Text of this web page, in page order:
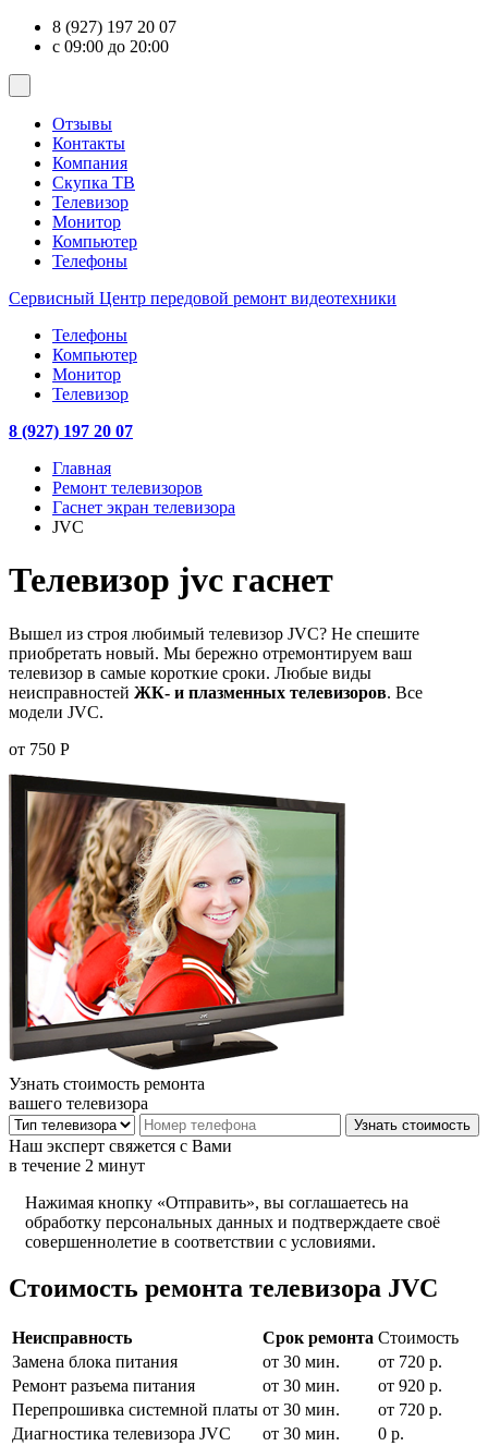
8 (927) 197 20 07
с 09:00 до 20:00
Отзывы
Контакты
Компания
Скупка ТВ
Телевизор
Монитор
Компьютер
Телефоны
Сервисный Центр передовой ремонт видеотехники
Телефоны
Компьютер
Монитор
Телевизор
8 (927) 197 20 07
Главная
Ремонт телевизоров
Гаснет экран телевизора
JVC
Телевизор jvc гаснет
Вышел из строя любимый телевизор JVC? Не спешите
приобретать новый. Мы бережно отремонтируем ваш
телевизор в самые короткие сроки. Любые виды
неисправностей ЖК- и плазменных телевизоров. Все
модели JVC.
от 750 Р
Узнать стоимость ремонта
вашего телевизора
Наш эксперт свяжется с Вами
в течение 2 минут
Нажимая кнопку «Отправить», вы соглашаетесь на
обработку персональных данных и подтверждаете своё
совершеннолетие в соответствии с условиями.
Стоимость ремонта телевизора JVC
Неисправность Срок ремонта Стоимость
Замена блока питания
от 30 мин.
от 720 р.
Ремонт разъема питания
от 30 мин.
от 920 р.
Перепрошивка системной платы от 30 мин.
от 720 р.
Диагностика телевизора JVC
от 30 мин.
0 р.